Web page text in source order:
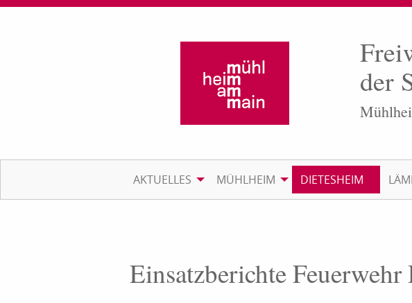
der
AKTUELLES MÜHLHEIM DIETESHEIM
Einsatzberichte Feuerwehr